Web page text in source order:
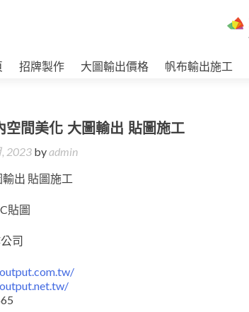
招牌製作 大圖輸出價格 帆布輸出施工
空間美化 大圖輸出 貼圖施工
2023 byadmin
出 貼圖施工
貼圖
司